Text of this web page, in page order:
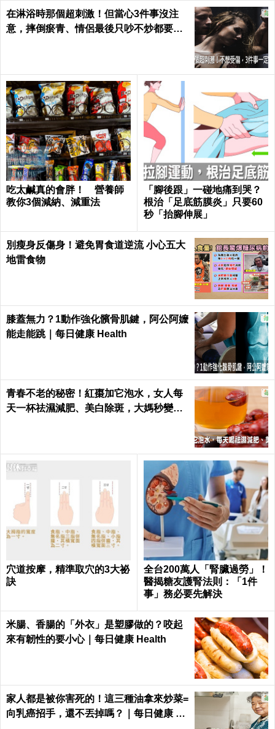
在淋浴時那個超刺激！但當心3件事沒注
意，摔倒瘀青、情侶最後只吵不炒都要怪
吃太鹹真的會胖！ 營養師
教你3個減納、減重法
「腳後跟」一碰地痛到哭？
根治「足底筋膜炎」只要60
秒「抬腳伸展」
別瘦身反傷身！避免胃食道逆流 小心五大
地雷食物
膝蓋無力？1動作強化髕骨肌鍵，阿公阿嬤
能走能跳｜每日健康 Health
青春不老的秘密！紅棗加它泡水，女人每
天一杯祛濕減肥、美白除斑，大媽秒變少
穴道按摩，精準取穴的3大祕
訣
全台200萬人「腎臟過勞」！
醫揭糖友護腎法則：「1件
事」務必要先解決
米腸、香腸的「外衣」是塑膠做的？咬起
來有韌性的要小心｜每日健康 Health
家人都是被你害死的！這三種油拿來炒菜=
向乳癌招手，還不丟掉嗎？｜每日健康 He